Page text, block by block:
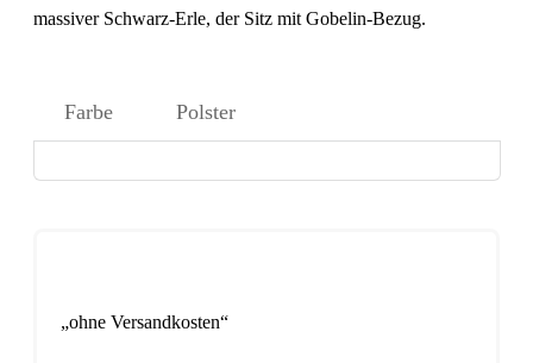
massiver Schwarz-Erle, der Sitz mit Gobelin-Bezug.
Farbe Polster
„ohne Versandkosten“